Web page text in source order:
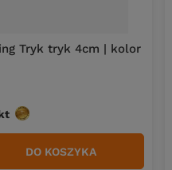
Tryk tryk 4cm | kolor
punktów
DO KOSZYKA